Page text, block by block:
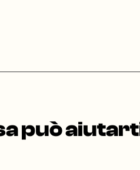
può